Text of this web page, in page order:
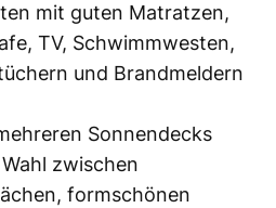
mit guten Matratzen,
TV, Schwimmwesten,
und Brandmeldern
Sonnendecks
zwischen
formschönen